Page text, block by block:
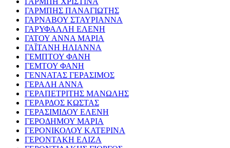
ΓΑΡΜΠΗΣ ΠΑΝΑΓΙΩΤΗΣ
ΓΑΡΝΑΒΟΥ ΣΤΑΥΡΙΑΝΝΑ
ΓΑΡΥΦΑΛΛΗ ΕΛΕΝΗ
ΓΑΤΟΥ ΑΝΝΑ ΜΑΡΙΑ
ΓΑΪΤΑΝΗ ΗΛΙΑΝΝΑ
ΓΕΜΠΤΟΥ ΦΑΝΗ
ΓΕΜΤΟΥ ΦΑΝΗ
ΓΕΝΝΑΤΑΣ ΓΕΡΑΣΙΜΟΣ
ΓΕΡΑΛΗ ΑΝΝΑ
ΓΕΡΑΠΕΤΡΙΤΗΣ ΜΑΝΩΛΗΣ
ΓΕΡΑΡΔΟΣ ΚΩΣΤΑΣ
ΓΕΡΑΣΙΜΙΔΟΥ ΕΛΕΝΗ
ΓΕΡΟΔΗΜΟΥ ΜΑΡΙΑ
ΓΕΡΟΝΙΚΟΛΟΥ ΚΑΤΕΡΙΝΑ
ΓΕΡΟΝΤΑΚΗ ΕΛΙΖΑ